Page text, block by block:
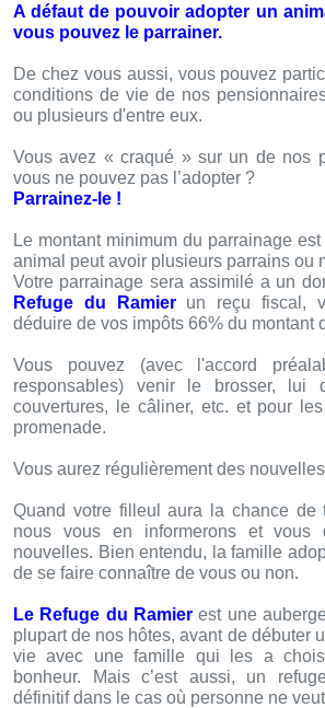
A défaut de pouvoir adopter un
vous pouvez le parrainer.
De chez vous aussi, vous pouvez
conditions de vie de nos
ou plusieurs d'entre eux.
Vous avez « craqué » sur un de nos
vous ne pouvez pas l’adopter ?
Parrainez-le !
Le montant minimum du parrainage
animal peut avoir plusieurs parrains ou
Votre parrainage sera assimilé a un
Refuge du Ramierun reçu fiscal,
déduire de vos impôts 66% du montant
Vous pouvez (avec l'accord
responsables) venir le brosser, lui
couvertures, le câliner, etc. et pour
promenade.
Vous aurez régulièrement des
Quand votre filleul aura la chance de
nous vous en informerons et vous
nouvelles. Bien entendu, la famille
de se faire connaître de vous ou non.
Le Refuge du Ramierest une
plupart de nos hôtes, avant de débuter
vie avec une famille qui les a
bonheur. Mais c’est aussi, un
définitif dans le cas où personne ne veut